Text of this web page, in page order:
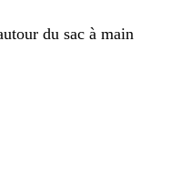
du sac à main